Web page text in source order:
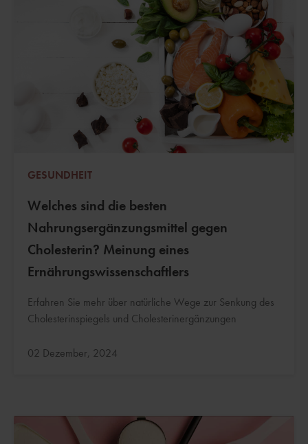
GESUNDHEIT
Welches sind die besten
Nahrungsergänzungsmittel gegen
Cholesterin? Meinung eines
Ernährungswissenschaftlers
Erfahren Sie mehr über natürliche Wege zur Senkung des
Cholesterinspiegels und Cholesterinergänzungen
Aktualisiert:
02 Dezember, 2024